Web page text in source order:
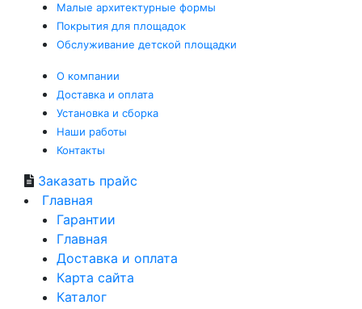
Малые архитектурные формы
Покрытия для площадок
Обслуживание детской площадки
О компании
Доставка и оплата
Установка и сборка
Наши работы
Контакты
Заказать прайс
Главная
Гарантии
Главная
Доставка и оплата
Карта сайта
Каталог